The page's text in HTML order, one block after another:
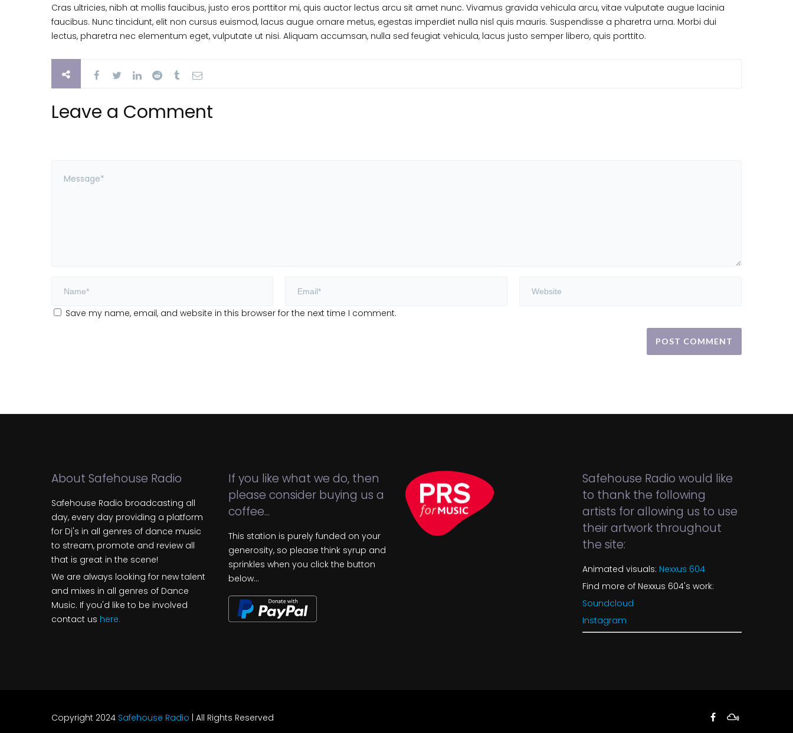
Cras ultricies, nibh at mollis faucibus, justo eros porttitor mi, quis auctor lectus arcu sit amet nunc. Vivamus gravida vehicula arcu, vitae vulputate augue lacinia
faucibus. Nunc tincidunt, elit non cursus euismod, lacus augue ornare metus, egestas imperdiet nulla nisl quis mauris. Suspendisse a pharetra urna. Morbi dui
lectus, pharetra nec elementum eget, vulputate ut nisi. Aliquam accumsan, nulla sed feugiat vehicula, lacus justo semper libero, quis porttito.
Leave a Comment
Save my name, email, and website in this browser for the next time I comment.
About Safehouse Radio
Safehouse Radio broadcasting all
day, every day providing a platform
for Dj's in all genres of dance music
to stream, promote and review all
that is great in the scene!
We are always looking for new talent
and mixes in all genres of Dance
Music. If you'd like to be involved
contact us here.
If you like what we do, then
please consider buying us a
coffee...
This station is purely funded on your
generosity, so please think syrup and
sprinkles when you click the button
below...
Safehouse Radio would like
to thank the following
artists for allowing us to use
their artwork throughout
the site:
Animated visuals: Nexxus 604
Find more of Nexxus 604's work:
Soundcloud
Instagram
Copyright 2024 Safehouse Radio | All Rights Reserved